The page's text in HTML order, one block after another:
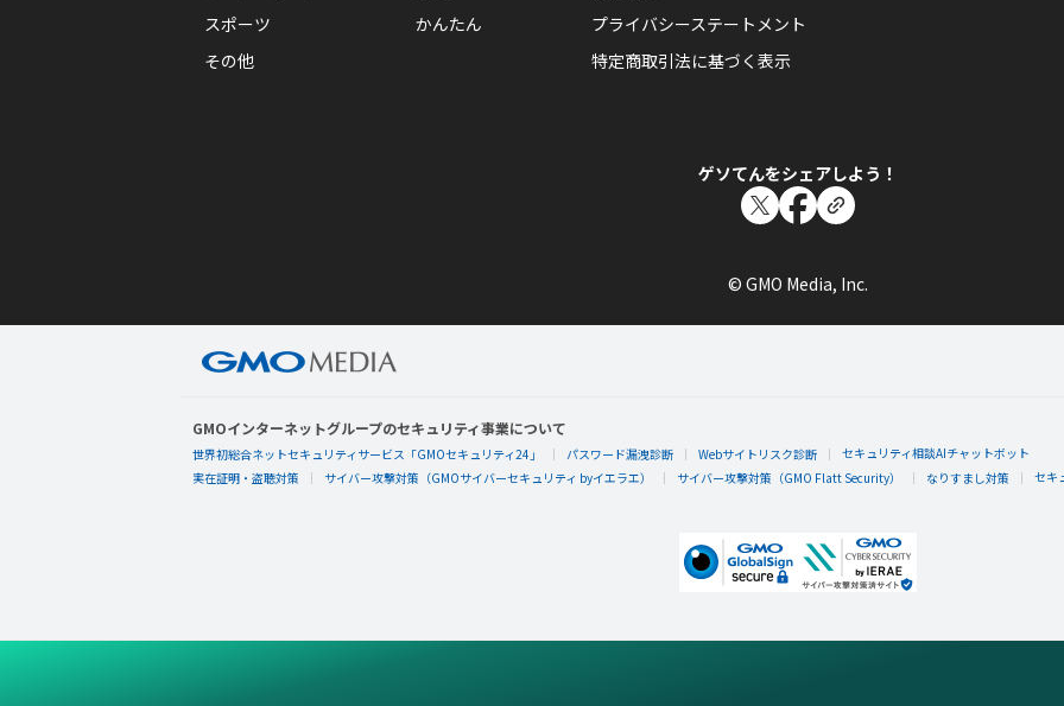
スポーツ
かんたん
その他
プライバシーステートメント
特定商取引法に基づく表示
ゲソてんをシェアしよう！
© GMO Media, Inc.
GMOインターネットグループのセキュリティ事業について
世界初総合ネットセキュリティサービス「GMOセキュリティ24」 パスワード漏洩診断 Webサイトリスク診断
セキュリティ相談AIチャットボット
実在証明・盗聴対策
サイバー攻撃対策（GMOサイバーセキュリティ byイエラエ） サイバー攻撃対策（GMO Flatt Security） なりすまし対策 セキ